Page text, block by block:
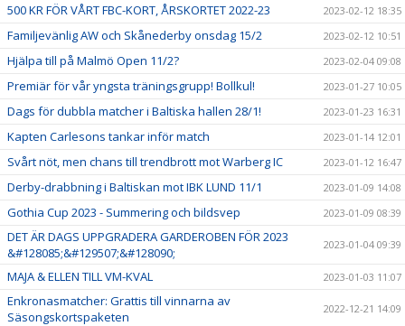
500 KR FÖR VÅRT FBC-KORT, ÅRSKORTET 2022-23 2023-02-12 18:35
Familjevänlig AW och Skånederby onsdag 15/2 2023-02-12 10:51
Hjälpa till på Malmö Open 11/2? 2023-02-04 09:08
Premiär för vår yngsta träningsgrupp! Bollkul! 2023-01-27 10:05
Dags för dubbla matcher i Baltiska hallen 28/1! 2023-01-23 16:31
Kapten Carlesons tankar inför match 2023-01-14 12:01
Svårt nöt, men chans till trendbrott mot Warberg IC 2023-01-12 16:47
Derby-drabbning i Baltiskan mot IBK LUND 11/1 2023-01-09 14:08
Gothia Cup 2023 - Summering och bildsvep 2023-01-09 08:39
DET ÄR DAGS UPPGRADERA GARDEROBEN FÖR 2023
&#128085;&#129507;&#128090;
2023-01-04 09:39
MAJA & ELLEN TILL VM-KVAL 2023-01-03 11:07
Enkronasmatcher: Grattis till vinnarna av
Säsongskortspaketen
2022-12-21 14:09